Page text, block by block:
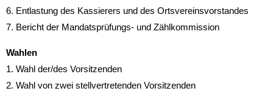
6. Entlastung des Kassierers und des Ortsvereinsvorstandes
7. Bericht der Mandatsprüfungs- und Zählkommission
Wahlen
1. Wahl der/des Vorsitzenden
2. Wahl von zwei stellvertretenden Vorsitzenden